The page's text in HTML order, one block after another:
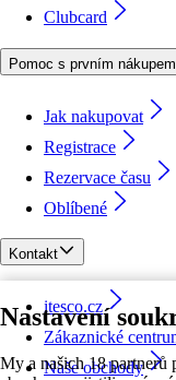
Nastavení
My a našich 18 partnerů
Clubcard
Pomoc s prvním nákupem
Jak nakupovat
Registrace
Rezervace času
Oblíbené
Kontakt
itesco.cz
Zákaznické
Naše obchody